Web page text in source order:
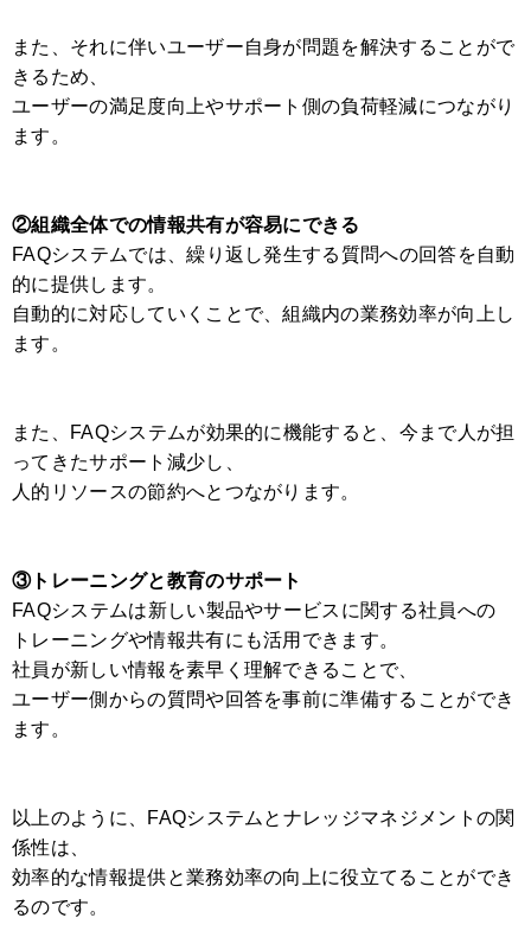
また、それに伴いユーザー自身が問題を解決することがで
きるため、
ユーザーの満足度向上やサポート側の負荷軽減につながり
ます。
②組織全体での情報共有が容易にできる
FAQシステムでは、繰り返し発生する質問への回答を自動
的に提供します。
自動的に対応していくことで、組織内の業務効率が向上し
ます。
また、FAQシステムが効果的に機能すると、今まで人が担
ってきたサポート減少し、
人的リソースの節約へとつながります。
③トレーニングと教育のサポート
FAQシステムは新しい製品やサービスに関する社員への
トレーニングや情報共有にも活用できます。
社員が新しい情報を素早く理解できることで、
ユーザー側からの質問や回答を事前に準備することができ
ます。
以上のように、FAQシステムとナレッジマネジメントの関
係性は、
効率的な情報提供と業務効率の向上に役立てることができ
るのです。